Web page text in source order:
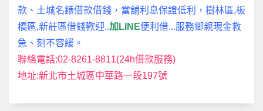
款、土城名錶借款借錢，當舖利息保證低利，樹林區,板
橋區,新莊區借錢歡迎..加LINE便利借...服務鄉親現金救
急、刻不容緩。
聯絡電話:02-8261-8811(24h借款服務)
地址:新北市土城區中華路一段197號